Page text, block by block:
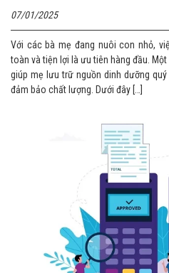
07/01/2025
Với các bà mẹ đang nuôi con nhỏ,
toàn và tiện lợi là ưu tiên hàng đầu.
giúp mẹ lưu trữ nguồn dinh dưỡng
đảm bảo chất lượng. Dưới đây […]